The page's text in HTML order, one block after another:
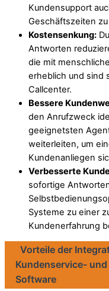
Kundensupport
Geschäftszeiten
Kostensenkung:
Antworten
die mit
erheblich und sind
Callcenter.
Bessere
den Anrufzweck
geeignetsten
weiterleiten, um
Kundenanliegen
Verbesserte
sofortige
Systeme zu einer
Kundenerfahrung
Vorteile der
Kundenservice-
Software